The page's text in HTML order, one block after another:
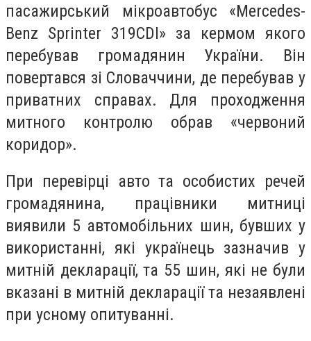
пасажирський мікроавтобус «Mercedes-
Benz Sprinter 319CDI» за кермом якого
перебував громадянин України. Він
повертався зі Словаччини, де перебував у
приватних справах. Для проходження
митного контролю обрав «червоний
коридор».
При перевірці авто та особистих речей
громадянина, працівники митниці
виявили 5 автомобільних шин, бувших у
використанні, які українець зазначив у
митній декларації, та 55 шин, які не були
вказані в митній декларації та незаявлені
при усному опитуванні.